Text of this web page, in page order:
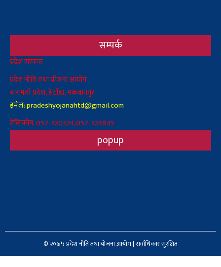
सम्पर्क
Body
प्रदेश सरकार
प्रदेश नीति तथा योजना आयोग
बागमती प्रदेश, हेटौँडा, मकवानपुर
इमेल: pradeshyojanahtd@gmail.com
टेलिफोन: 057-520524,057-524845
popup
© २०७५ प्रदेश नीति तथा योजना आयोग | सर्वाधिकार सुरक्षित